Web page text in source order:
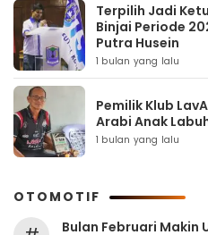
Terpilih Jadi
Binjai Periode
Putra Husein
1 bulan yang lalu
Pemilik Klub
Arabi Anak
1 bulan yang lalu
OTOMOTIF
Bulan Februari Makin